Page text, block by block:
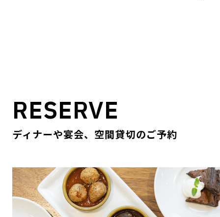
RESERVE
ディナーや宴会、空間貸切のご予約